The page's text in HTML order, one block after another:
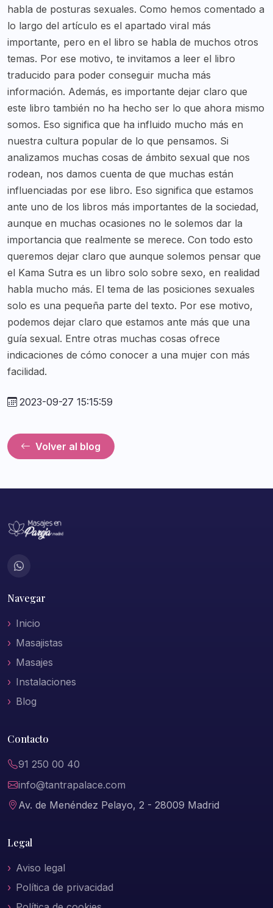
habla de posturas sexuales. Como hemos comentado a
lo largo del artículo es el apartado viral más
importante, pero en el libro se habla de muchos otros
temas. Por ese motivo, te invitamos a leer el libro
traducido para poder conseguir mucha más
información. Además, es importante dejar claro que
este libro también no ha hecho ser lo que ahora mismo
somos. Eso significa que ha influido mucho más en
nuestra cultura popular de lo que pensamos. Si
analizamos muchas cosas de ámbito sexual que nos
rodean, nos damos cuenta de que muchas están
influenciadas por ese libro. Eso significa que estamos
ante uno de los libros más importantes de la sociedad,
aunque en muchas ocasiones no le solemos dar la
importancia que realmente se merece. Con todo esto
queremos dejar claro que aunque solemos pensar que
el Kama Sutra es un libro solo sobre sexo, en realidad
habla mucho más. El tema de las posiciones sexuales
solo es una pequeña parte del texto. Por ese motivo,
podemos dejar claro que estamos ante más que una
guía sexual. Entre otras muchas cosas ofrece
indicaciones de cómo conocer a una mujer con más
facilidad.
2023-09-27 15:15:59
Volver al blog
Navegar
Inicio
Masajistas
Masajes
Instalaciones
Blog
Contacto
91 250 00 40
info@tantrapalace.com
Av. de Menéndez Pelayo, 2 - 28009 Madrid
Legal
Aviso legal
Política de privacidad